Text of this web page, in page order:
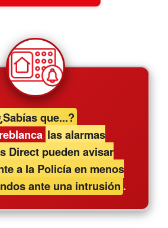
que...?
las alarmas
Direct pueden avisar
a la Policía en menos
ante una intrusión .